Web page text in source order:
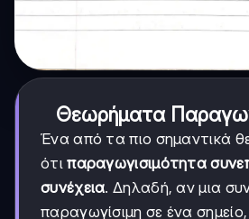
Θεωρήματα
Ένα από τα πιο σημαντικά
ότιπαραγωγισιμότητα
συνέχεια. Δηλαδή, αν μια
παραγωγίσιμη σε ένα σημείο,